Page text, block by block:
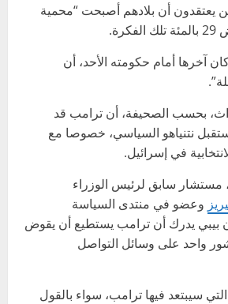
يعتقدون أن بلادهم أصبحت “محمية
آخرها أمام حكومته الأحد، أن
بحسب الصحيفة، أن ترامب قد
نتنياهو السياسي، خصوصا مع
في إسرائيل.
مستشار سابق لرئيس الوزراء
وعضو في منتدى السياسة
أن بيبي يدرك أن ترامب يستطيع أن يقوض
واحد على وسائل التواصل
سيبتعد فيها ترامب، سواء بالقول